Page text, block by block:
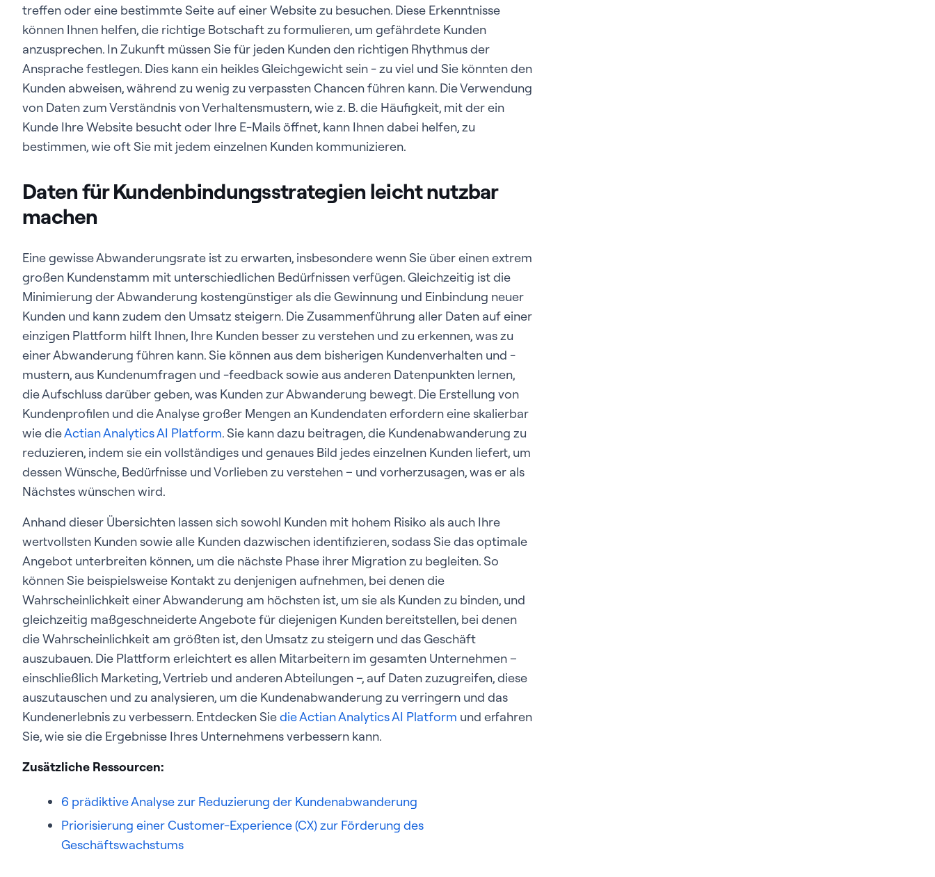
treffen oder eine bestimmte Seite auf einer Website zu besuchen. Diese Erkenntnisse
können Ihnen helfen, die richtige Botschaft zu formulieren, um gefährdete Kunden
anzusprechen. In Zukunft müssen Sie für jeden Kunden den richtigen Rhythmus der
Ansprache festlegen. Dies kann ein heikles Gleichgewicht sein - zu viel und Sie könnten den
Kunden abweisen, während zu wenig zu verpassten Chancen führen kann. Die Verwendung
von Daten zum Verständnis von Verhaltensmustern, wie z. B. die Häufigkeit, mit der ein
Kunde Ihre Website besucht oder Ihre E-Mails öffnet, kann Ihnen dabei helfen, zu
bestimmen, wie oft Sie mit jedem einzelnen Kunden kommunizieren.
Daten für Kundenbindungsstrategien leicht nutzbar
machen
Eine gewisse Abwanderungsrate ist zu erwarten, insbesondere wenn Sie über einen extrem
großen Kundenstamm mit unterschiedlichen Bedürfnissen verfügen. Gleichzeitig ist die
Minimierung der Abwanderung kostengünstiger als die Gewinnung und Einbindung neuer
Kunden und kann zudem den Umsatz steigern. Die Zusammenführung aller Daten auf einer
einzigen Plattform hilft Ihnen, Ihre Kunden besser zu verstehen und zu erkennen, was zu
einer Abwanderung führen kann. Sie können aus dem bisherigen Kundenverhalten und -
mustern, aus Kundenumfragen und -feedback sowie aus anderen Datenpunkten lernen,
die Aufschluss darüber geben, was Kunden zur Abwanderung bewegt. Die Erstellung von
Kundenprofilen und die Analyse großer Mengen an Kundendaten erfordern eine skalierbar
wie dieActian Analytics AI Platform. Sie kann dazu beitragen, die Kundenabwanderung zu
reduzieren, indem sie ein vollständiges und genaues Bild jedes einzelnen Kunden liefert, um
dessen Wünsche, Bedürfnisse und Vorlieben zu verstehen – und vorherzusagen, was er als
Nächstes wünschen wird.
Anhand dieser Übersichten lassen sich sowohl Kunden mit hohem Risiko als auch Ihre
wertvollsten Kunden sowie alle Kunden dazwischen identifizieren, sodass Sie das optimale
Angebot unterbreiten können, um die nächste Phase ihrer Migration zu begleiten. So
können Sie beispielsweise Kontakt zu denjenigen aufnehmen, bei denen die
Wahrscheinlichkeit einer Abwanderung am höchsten ist, um sie als Kunden zu binden, und
gleichzeitig maßgeschneiderte Angebote für diejenigen Kunden bereitstellen, bei denen
die Wahrscheinlichkeit am größten ist, den Umsatz zu steigern und das Geschäft
auszubauen. Die Plattform erleichtert es allen Mitarbeitern im gesamten Unternehmen –
einschließlich Marketing, Vertrieb und anderen Abteilungen –, auf Daten zuzugreifen, diese
auszutauschen und zu analysieren, um die Kundenabwanderung zu verringern und das
Kundenerlebnis zu verbessern. Entdecken Siedie Actian Analytics AI Platform und erfahren
Sie, wie sie die Ergebnisse Ihres Unternehmens verbessern kann.
Zusätzliche Ressourcen:
6 prädiktive Analyse zur Reduzierung der Kundenabwanderung
Priorisierung einer Customer-Experience (CX) zur Förderung des
Geschäftswachstums